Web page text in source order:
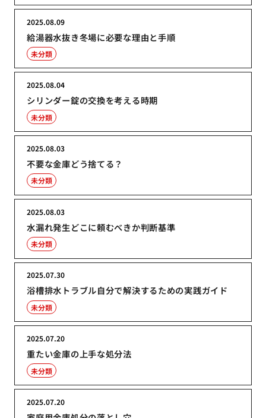
給湯器水抜き冬場に必要な理由と手順
2025.08.09
未分類
シリンダー錠の交換を考える時期
2025.08.04
未分類
不要な金庫どう捨てる？
2025.08.03
未分類
水漏れ発生どこに頼むべきか判断基準
2025.08.03
未分類
浴槽排水トラブル自分で解決するための実践ガイド
2025.07.30
未分類
重たい金庫の上手な処分法
2025.07.20
未分類
2025.07.20